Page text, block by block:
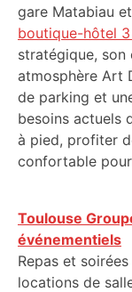
gare Matabiau
boutique-hôtel
stratégique, son
atmosphère Art
de parking et
besoins actuels
à pied, profiter
confortable
Toulouse
événementiels
Repas et
locations de